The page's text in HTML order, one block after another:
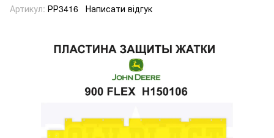
Артикул: РР3416 Написати відгук